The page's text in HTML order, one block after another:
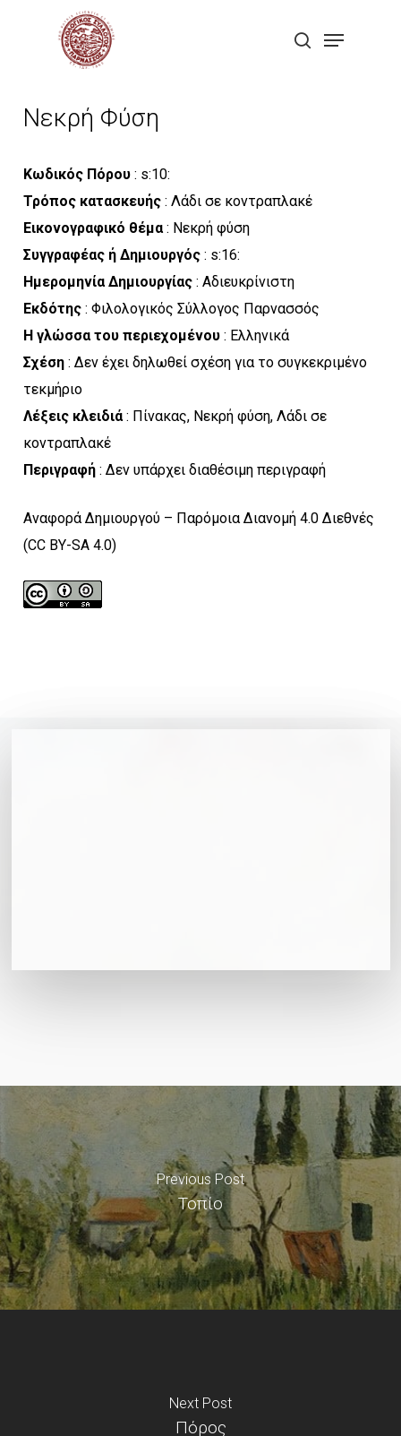
search
Menu
Νεκρή Φύση
Κωδικός Πόρου: s:10:
Τρόπος κατασκευής: Λάδι σε κοντραπλακέ
Εικονογραφικό θέμα: Νεκρή φύση
Συγγραφέας ή Δημιουργός: s:16:
Ημερομηνία Δημιουργίας: Αδιευκρίνιστη
Εκδότης: Φιλολογικός Σύλλογος Παρνασσός
Η γλώσσα του περιεχομένου: Ελληνικά
Σχέση: Δεν έχει δηλωθεί σχέση για το συγκεκριμένο
τεκμήριο
Λέξεις κλειδιά: Πίνακας, Νεκρή φύση, Λάδι σε
κοντραπλακέ
Περιγραφή: Δεν υπάρχει διαθέσιμη περιγραφή
Αναφορά Δημιουργού – Παρόμοια Διανομή 4.0 Διεθνές
(CC BY-SA 4.0)
Previous Post
Τοπίο
Next Post
Πόρος